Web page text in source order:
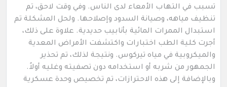
تسبب في التهاب الأمعاء لدى الناس. وفي وقت لاحق، تم
تنظيف مياهه، وصيانة السدود وإصلاحها. ولحل المشكلة تم
استبدال الممرات المائية بأنابيب حديدية. علاوة على ذلك،
أجرت كلية الطب اختبارات واكتشفت الأمراض المعدية
والميكروبية في مياه تيركوس. ونتيجة لذلك، تم تحذير
الجمهور من شربه أو استخدامه دون تصفيته وغليه أولاً.
وبالإضافة إلى هذه الاحترازات، تم تخصيص وحدة عسكرية